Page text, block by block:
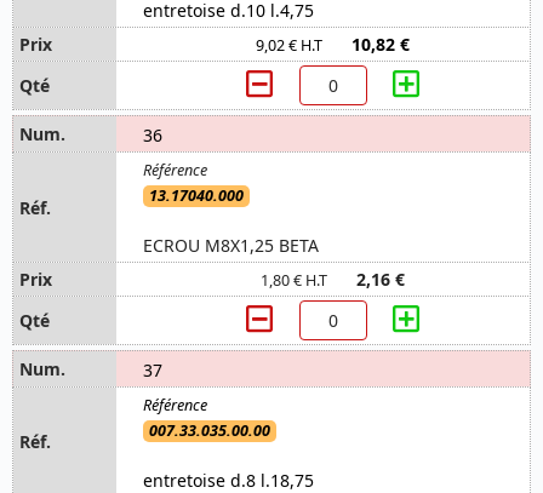
entretoise d.10 l.4,75
9,02 € H.T 10,82 €
36
13.17040.000
ECROU M8X1,25 BETA
1,80 € H.T 2,16 €
37
007.33.035.00.00
entretoise d.8 l.18,75